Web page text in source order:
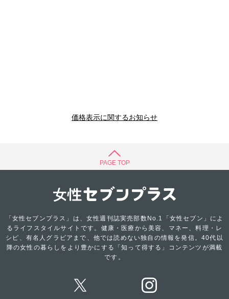
価格表示に関するお知らせ
PAGE TOP
「女性セブンプラス」は、女性週刊誌実売部数No.1「女性セブン」によ
るライフスタイルサイトです。健康・医療から美容、マネー、料理・レ
シピ、有名人グラビアまで、他では読めない独自の情報を発信。40代以
降の女性の暮らしをより豊かにする「知って得する」コンテンツが満載
です。